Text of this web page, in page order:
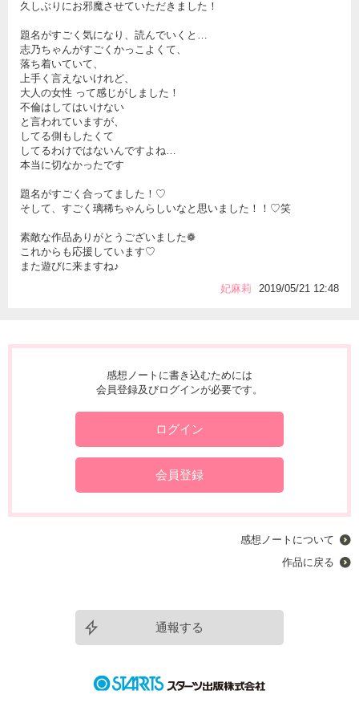
久しぶりにお邪魔させていただきました！
題名がすごく気になり、読んでいくと…
志乃ちゃんがすごくかっこよくて、
落ち着いていて、
上手く言えないけれど、
大人の女性 って感じがしました！
不倫はしてはいけない
と言われていますが、
してる側もしたくて
してるわけではないんですよね…
本当に切なかったです
題名がすごく合ってました！♡
そして、すごく璃稀ちゃんらしいなと思いました！！♡笑
素敵な作品ありがとうございました❁
これからも応援しています♡
また遊びに来ますね♪
妃麻莉
2019/05/21 12:48
感想ノートに書き込むためには
会員登録及びログインが必要です。
ログイン
会員登録
感想ノートについて
作品に戻る
通報する